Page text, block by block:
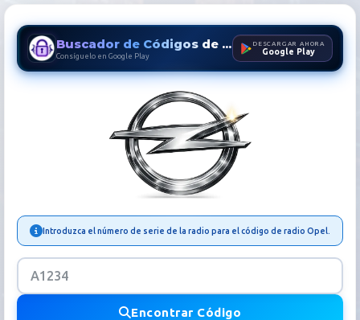
Buscador de Códigos de Radio
Consíguelo en Google Play
DESCARGAR AHORA
Google Play
Código Radio Opel |
Introduzca el número de serie de la radio para el código de radio Opel.
Encontrar Código